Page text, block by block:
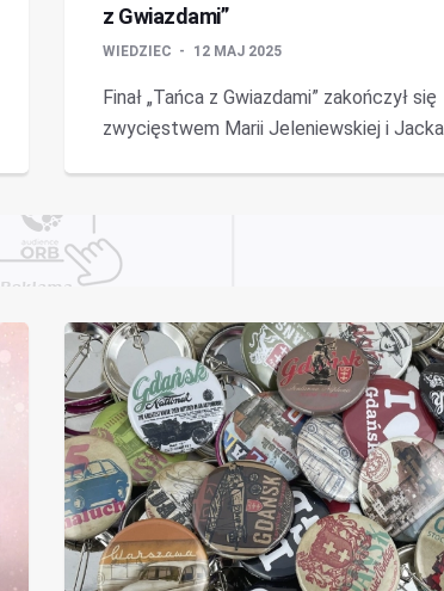
z Gwiazdami”
WIEDZIEC 12 MAJ 2025
Finał „Tańca z Gwiazdami” zakończył się
zwycięstwem Marii Jeleniewskiej i